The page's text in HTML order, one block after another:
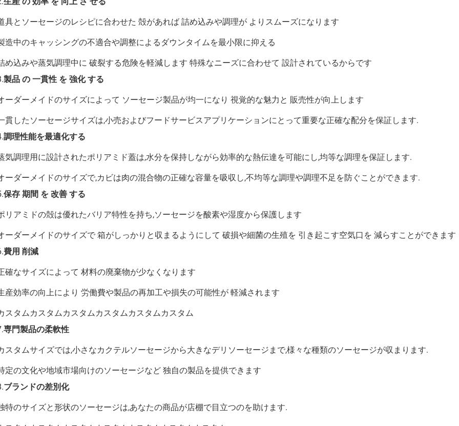
具とソーセージのレシピに合わせた 殻があれば 詰め込みや調理が よりスムーズになります
造中のキャッシングの不適合や調整によるダウンタイムを最小限に抑える
め込みや蒸気調理中に 破裂する危険を軽減します 特殊なニーズに合わせて 設計されているからです
製品 の 一貫性 を 強化 する
ーダーメイドのサイズによって ソーセージ製品が均一になり 視覚的な魅力と 販売性が向上します
貫したソーセージサイズは,小売およびフードサービスアプリケーションにとって重要な正確な配分を保証します.
調理性能を最適化する
気調理用に設計されたポリアミド蓋は,水分を保持しながら効率的な熱伝達を可能にし,均等な調理を保証します.
ーダーメイドのサイズで,カビは肉の混合物の正確な容量を吸収し,不均等な調理や調理不足を防ぐことができます.
保存 期間 を 改善 する
リアミドの殻は優れたバリア特性を持ち,ソーセージを酸素や湿度から保護します
ーダーメイドのサイズで 箱がしっかりと収まるようにして 破損や細菌の生殖を 引き起こす空気口を 減らすことができます
費用 削減
確なサイズによって 材料の廃棄物が少なくなります
産効率の向上により 労働費や製品の再加工や損失の可能性が 軽減されます
スタムカスタムカスタムカスタムカスタムカスタム
専門製品の柔軟性
スタムサイズでは,小さなカクテルソーセージから大きなデリソーセージまで,様々な種類のソーセージが収まります.
定の文化や地域市場向けのソーセージなど 独自の製品を提供できます
ブランドの差別化
特のサイズと形状のソーセージは,あなたの商品が店棚で目立つのを助けます.